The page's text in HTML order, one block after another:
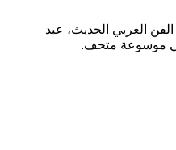
العربي الحديث، عبد
في موسوعة متحف.